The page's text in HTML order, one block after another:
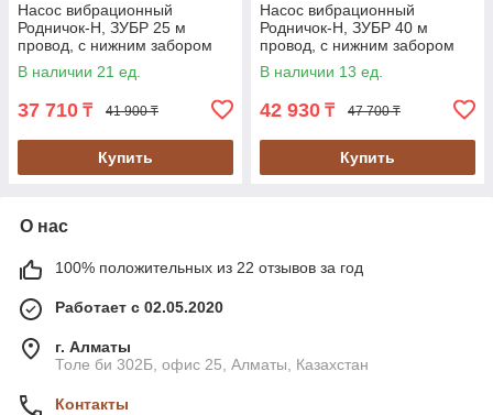
Насос вибрационный
Родничок-Н, ЗУБР 25 м
провод, с нижним забором
воды, серия "Мастер"
(НВН-25)
В наличии 21 ед.
37 710 ₸ 41 900 ₸
Купить
Насос вибрационный
Родничок-Н, ЗУБР 40 м
провод, с нижним забором
воды, серия "Мастер"
(НВН-40)
В наличии 13 ед.
42 930 ₸ 47 700 ₸
Купить
О нас
100% положительных из 22 отзывов за год
Работает с 02.05.2020
г. Алматы
Толе би 302Б, офис 25, Алматы, Казахстан
Контакты